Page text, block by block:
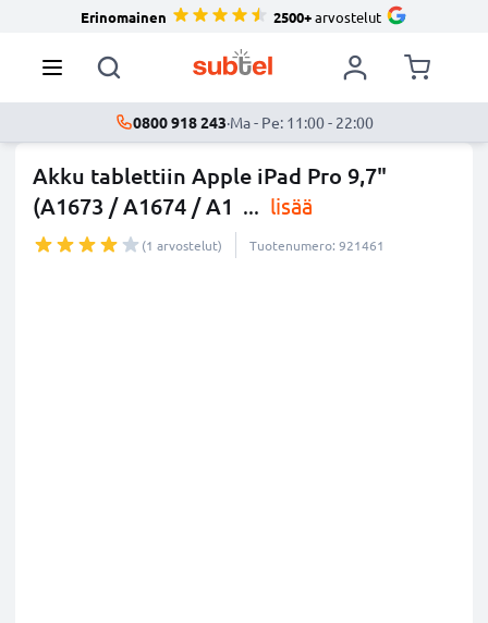
Erinomainen 2500+arvostelut
0800 918 243·Ma - Pe: 11:00 - 22:00
Akku tablettiin Apple iPad Pro 9,7"
(A1673 / A1674 / A1 ... lisää
(1 arvostelut) Tuotenumero: 921461